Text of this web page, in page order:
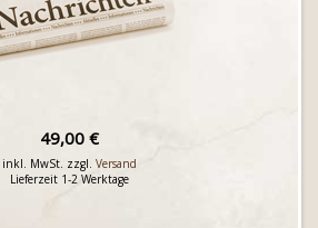
49,00 €
inkl. MwSt. zzgl. Versand
Lieferzeit 1-2 Werktage